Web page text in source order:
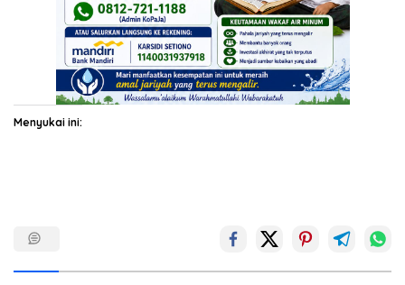
Menyukai ini: